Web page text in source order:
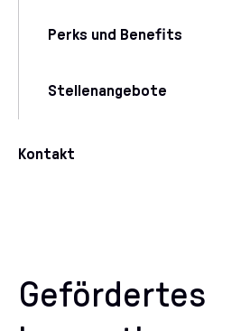
Perks und Benefits
Stellenangebote
Kontakt
Gefördertes